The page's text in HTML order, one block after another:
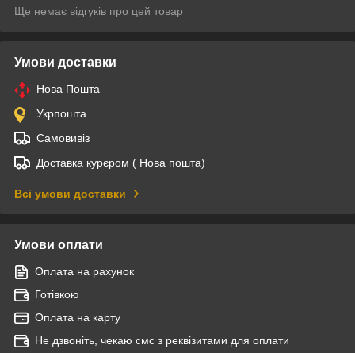
Ще немає відгуків про цей товар
Умови доставки
Нова Пошта
Укрпошта
Самовивіз
Доставка курєром ( Нова пошта)
Всі умови доставки
Умови оплати
Оплата на рахунок
Готівкою
Оплата на карту
Не дзвоніть, чекаю смс з реквізитами для оплати